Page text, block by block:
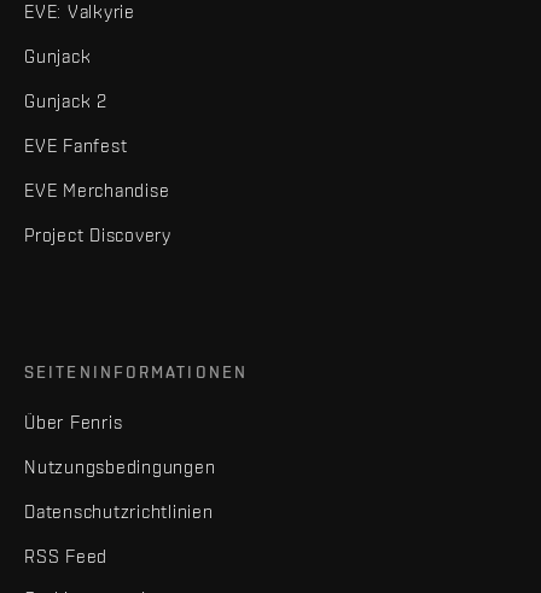
EVE: Valkyrie
Gunjack
Gunjack 2
EVE Fanfest
EVE Merchandise
Project Discovery
SEITENINFORMATIONEN
Über Fenris
Nutzungsbedingungen
Datenschutzrichtlinien
RSS Feed